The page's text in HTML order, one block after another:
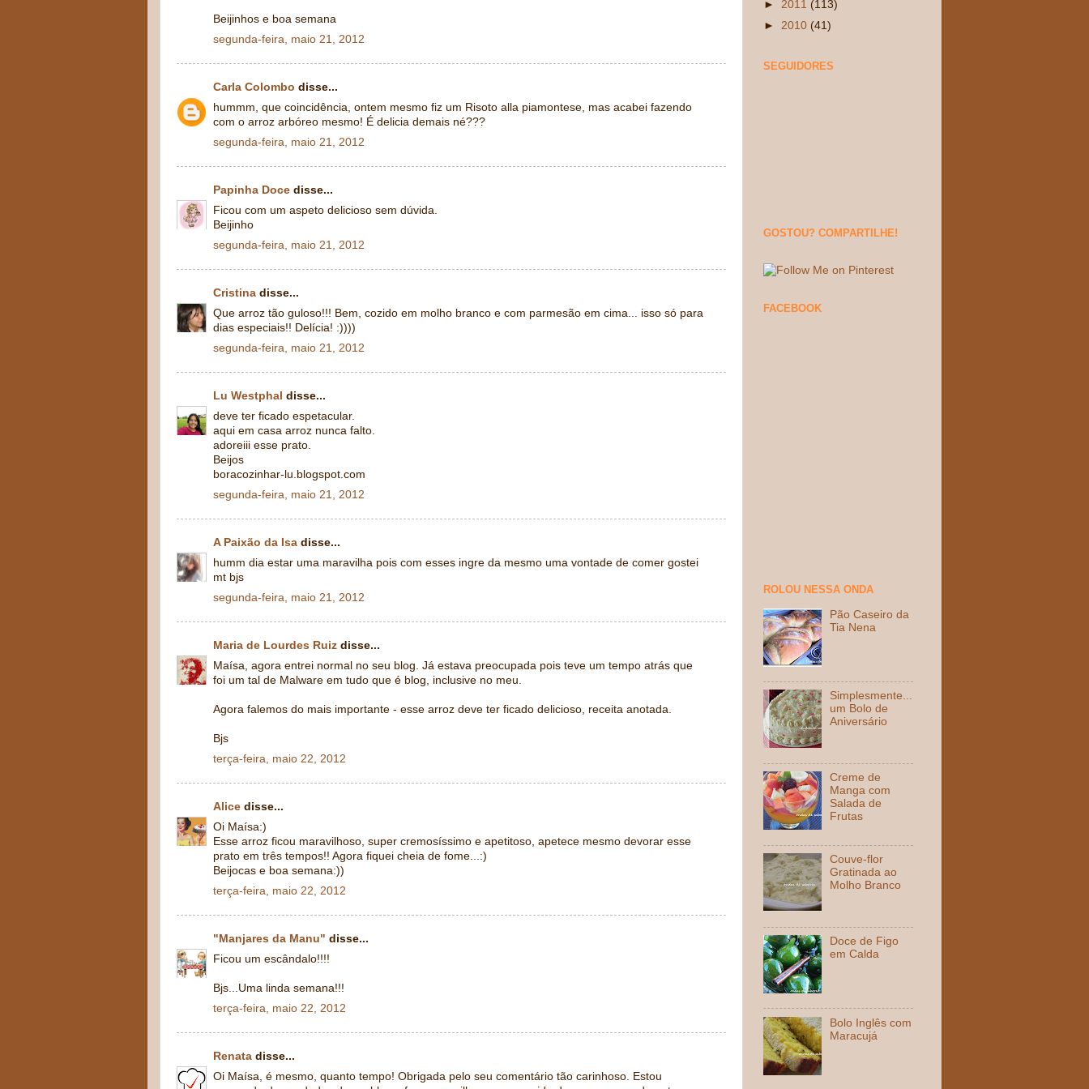
Beijinhos e boa semana
segunda-feira, maio 21, 2012
Carla Colombo disse...
hummm, que coincidência, ontem mesmo fiz um Risoto alla piamontese, mas acabei fazendo
com o arroz arbóreo mesmo! É delicia demais né???
segunda-feira, maio 21, 2012
Papinha Doce disse...
Ficou com um aspeto delicioso sem dúvida.
Beijinho
segunda-feira, maio 21, 2012
Cristina disse...
Que arroz tão guloso!!! Bem, cozido em molho branco e com parmesão em cima... isso só para
dias especiais!! Delícia! :))))
segunda-feira, maio 21, 2012
Lu Westphal disse...
deve ter ficado espetacular.
aqui em casa arroz nunca falto.
adoreiii esse prato.
Beijos
boracozinhar-lu.blogspot.com
segunda-feira, maio 21, 2012
A Paixão da Isa disse...
humm dia estar uma maravilha pois com esses ingre da mesmo uma vontade de comer gostei
mt bjs
segunda-feira, maio 21, 2012
Maria de Lourdes Ruiz disse...
Maísa, agora entrei normal no seu blog. Já estava preocupada pois teve um tempo atrás que
foi um tal de Malware em tudo que é blog, inclusive no meu.
Agora falemos do mais importante - esse arroz deve ter ficado delicioso, receita anotada.
Bjs
terça-feira, maio 22, 2012
Alice disse...
Oi Maísa:)
Esse arroz ficou maravilhoso, super cremosíssimo e apetitoso, apetece mesmo devorar esse
prato em três tempos!! Agora fiquei cheia de fome...:)
Beijocas e boa semana:))
terça-feira, maio 22, 2012
"Manjares da Manu" disse...
Ficou um escândalo!!!!
Bjs...Uma linda semana!!!
terça-feira, maio 22, 2012
Renata disse...
Oi Maísa, é mesmo, quanto tempo! Obrigada pelo seu comentário tão carinhoso. Estou
► 2011 (113)
► 2010 (41)
SEGUIDORES
GOSTOU? COMPARTILHE!
FACEBOOK
ROLOU NESSA ONDA
Pão Caseiro da
Tia Nena
Simplesmente...
um Bolo de
Aniversário
Creme de
Manga com
Salada de
Frutas
Couve-flor
Gratinada ao
Molho Branco
Doce de Figo
em Calda
Bolo Inglês com
Maracujá